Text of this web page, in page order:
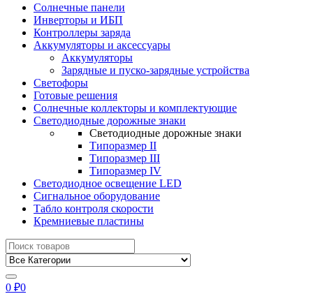
Солнечные панели
Инверторы и ИБП
Контроллеры заряда
Аккумуляторы и аксессуары
Аккумуляторы
Зарядные и пуско-зарядные устройства
Светофоры
Готовые решения
Солнечные коллекторы и комплектующие
Светодиодные дорожные знаки
Светодиодные дорожные знаки
Типоразмер II
Типоразмер III
Типоразмер IV
Светодиодное освещение LED
Сигнальное оборудование
Табло контроля скорости
Кремниевые пластины
Найти:
0 ₽0